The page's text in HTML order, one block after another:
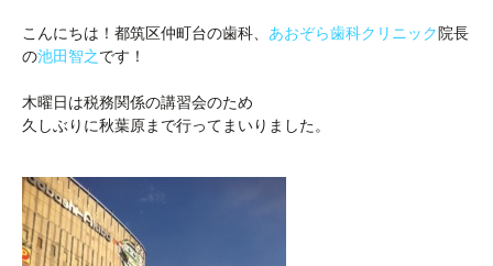
こんにちは！都筑区仲町台の歯科、 あおぞら歯科クリニック 院長
の池田智之です！
木曜日は税務関係の講習会のため
久しぶりに秋葉原まで行ってまいりました。